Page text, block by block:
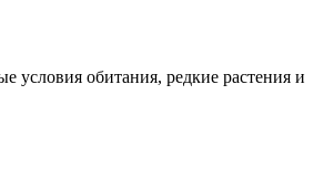
условия обитания, редкие растения и